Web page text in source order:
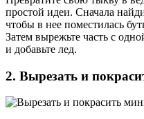
простой идеи. Сначала
чтобы в нее поместилась
Затем вырежьте часть с
и добавьте лед.
2. Вырезать и